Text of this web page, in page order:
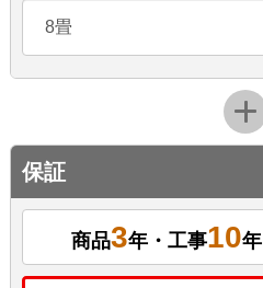
8畳
保証
商品3年・工事10年